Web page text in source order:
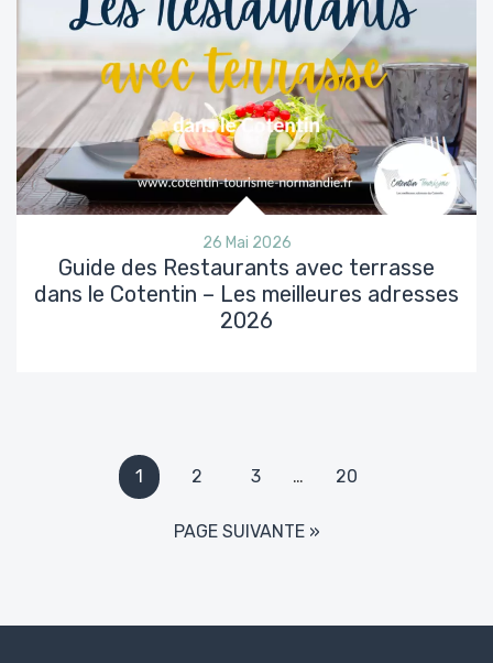
26 Mai 2026
Guide des Restaurants avec terrasse
dans le Cotentin – Les meilleures adresses
2026
1 2 3 … 20
PAGE SUIVANTE »